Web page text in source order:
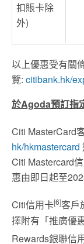
扣賬卡除
外)
以上優惠受有關
覽: citibank.hk/
於Agoda預訂指
Citi MasterCard
hk/hkmastercard
Citi Mastercard
惠由即日起至
Citi信用卡[6]客戶
擇附有「推廣優
Rewards銀聯信